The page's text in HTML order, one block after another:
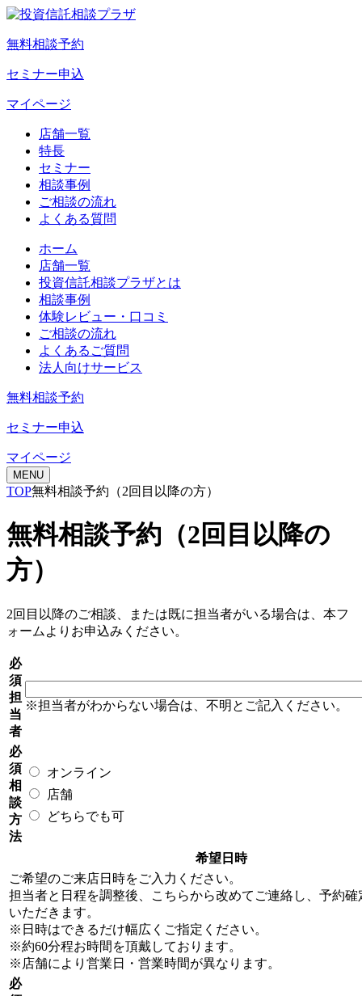
無料相談予約
セミナー申込
マイページ
店舗一覧
特長
セミナー
相談事例
ご相談の流れ
よくある質問
ホーム
店舗一覧
投資信託相談プラザとは
相談事例
体験レビュー・口コミ
ご相談の流れ
よくあるご質問
法人向けサービス
無料相談予約
セミナー申込
マイページ
MENU
TOP無料相談予約（2回目以降の方）
無料相談予約（2回目以降の
方）
2回目以降のご相談、または既に担当者がいる場合は、本フ
ォームよりお申込みください。
必
須
担
当
者
※担当者がわからない場合は、不明とご記入ください。
必
須
相
談
方
法
オンライン
店舗
どちらでも可
希望日時
ご希望のご来店日時をご入力ください。
担当者と日程を調整後、こちらから改めてご連絡し、予約確
いただきます。
※日時はできるだけ幅広くご指定ください。
※約60分程お時間を頂戴しております。
※店舗により営業日・営業時間が異なります。
必